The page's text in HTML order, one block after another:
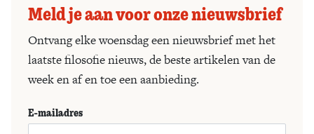
Meld je aan voor onze nieuwsbrief
Ontvang elke woensdag een nieuwsbrief met het
laatste filosofie nieuws, de beste artikelen van de
week en af en toe een aanbieding.
E-mailadres